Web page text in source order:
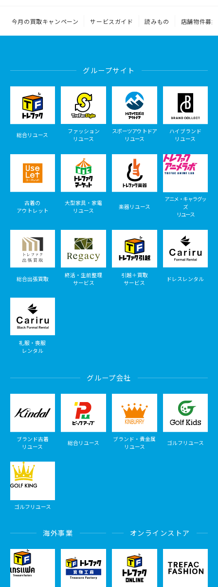
今月の買取キャンペーン サービスガイド 読みもの 店舗物件募集
グループサイト
総合リユース
ファッション
リユース
スポーツアウトドア
リユース
ハイブランド
リユース
古着の
アウトレット
大型家具・家電
リユース
楽器リユース
アニメ・キャラグッ
ズ
リユース
総合出張買取
終活・生前整理
サービス
引越＋買取
サービス
ドレスレンタル
礼服・喪服
レンタル
グループ会社
ブランド古着
リユース
総合リユース
ブランド・貴金属
リユース
ゴルフリユース
ゴルフリユース
海外事業 オンラインストア